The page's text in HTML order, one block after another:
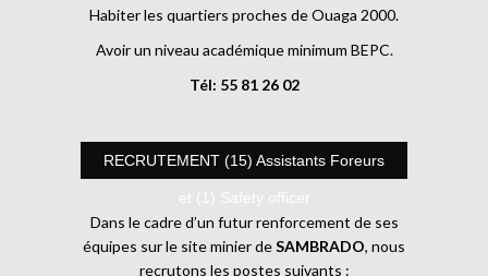
Habiter les quartiers proches de Ouaga 2000.
Avoir un niveau académique minimum BEPC.
Tél: 55 81 26 02
RECRUTEMENT (15) Assistants Foreurs
et (1) Safety officer
Dans le cadre d’un futur renforcement de ses
équipes sur le site minier deSAMBRADO, nous
recrutons les postes suivants :